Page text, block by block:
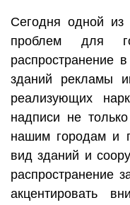
Сегодня одной из
проблем для
распространение
зданий рекламы
реализующих
надписи не
нашим городам и
вид зданий и
распространение
акцентировать